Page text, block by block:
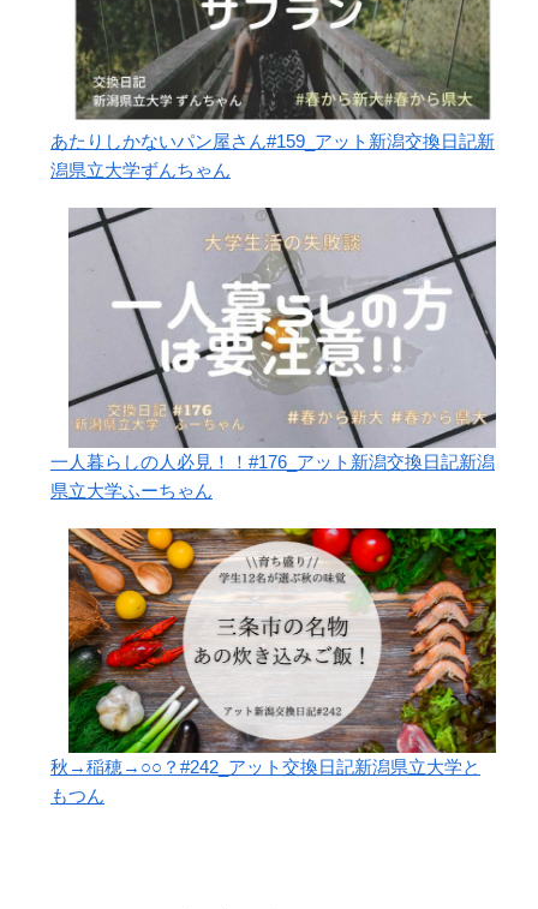
あたりしかないパン屋さん#159_アット新潟交換日記新
潟県立大学ずんちゃん
一人暮らしの人必見！！#176_アット新潟交換日記新潟
県立大学ふーちゃん
秋→稲穂→○○？#242_アット交換日記新潟県立大学と
もつん